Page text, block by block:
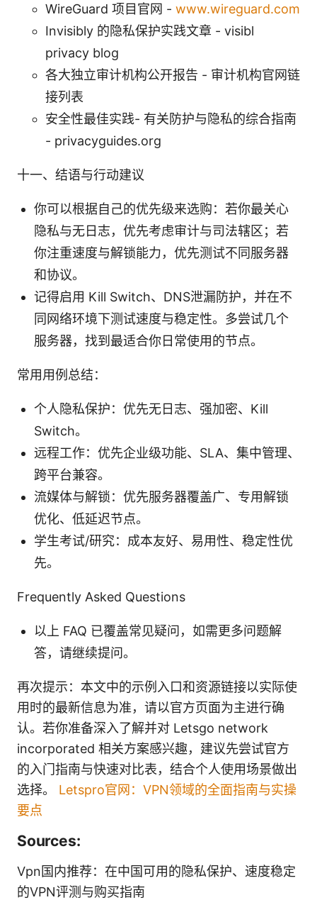
WireGuard 项目官网 - www.wireguard.com
Invisibly 的隐私保护实践文章 - visibl
privacy blog
各大独立审计机构公开报告 - 审计机构官网链
接列表
安全性最佳实践- 有关防护与隐私的综合指南
- privacyguides.org
十一、结语与行动建议
你可以根据自己的优先级来选购：若你最关心
隐私与无日志，优先考虑审计与司法辖区；若
你注重速度与解锁能力，优先测试不同服务器
和协议。
记得启用 Kill Switch、DNS泄漏防护，并在不
同网络环境下测试速度与稳定性。多尝试几个
服务器，找到最适合你日常使用的节点。
常用用例总结：
个人隐私保护：优先无日志、强加密、Kill
Switch。
远程工作：优先企业级功能、SLA、集中管理、
跨平台兼容。
流媒体与解锁：优先服务器覆盖广、专用解锁
优化、低延迟节点。
学生考试/研究：成本友好、易用性、稳定性优
先。
Frequently Asked Questions
以上 FAQ 已覆盖常见疑问，如需更多问题解
答，请继续提问。
再次提示：本文中的示例入口和资源链接以实际使
用时的最新信息为准，请以官方页面为主进行确
认。若你准备深入了解并对 Letsgo network
incorporated 相关方案感兴趣，建议先尝试官方
的入门指南与快速对比表，结合个人使用场景做出
选择。 Letspro官网：VPN领域的全面指南与实操
要点
Sources:
Vpn国内推荐：在中国可用的隐私保护、速度稳定
的VPN评测与购买指南